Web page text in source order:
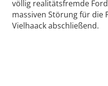
völlig realitätsfremde
massiven Störung für die
Vielhaack abschließend.